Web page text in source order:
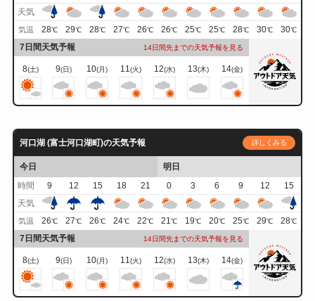
天気
気温 28℃ 29℃ 28℃ 27℃ 26℃ 26℃ 25℃ 25℃ 28℃ 30℃ 30℃
7日間天気予報 14日間先までの天気予報を見る
8(土) 9(日) 10(月) 11 (火) 12(水) 13(木) 14(金)
河口湖 (富士河口湖町)の天気予報 詳しくみる
今日
明日
時間
9 12 15 18 21 0 3 6 9 12
15
天気
気温 26℃ 27℃ 26℃ 24℃ 22℃ 21℃ 19℃ 20℃ 25℃ 29℃ 28℃
7日間天気予報 14日間先までの天気予報を見る
8(土) 9(日) 10(月) 11(火) 12(水) 13(木) 14(金)